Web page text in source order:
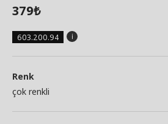
379₺
603.200.94
Renk
çok renkli